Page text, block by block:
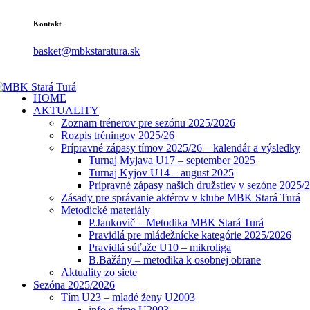
Kontakt
basket@mbkstaratura.sk
HOME
AKTUALITY
Zoznam trénerov pre sezónu 2025/2026
Rozpis tréningov 2025/26
Prípravné zápasy tímov 2025/26 – kalendár a výsledky
Turnaj Myjava U17 – september 2025
Turnaj Kyjov U14 – august 2025
Prípravné zápasy našich družstiev v sezóne 2025/
Zásady pre správanie aktérov v klube MBK Stará Turá
Metodické materiály
P.Jankovič – Metodika MBK Stará Turá
Pravidlá pre mládežnícke kategórie 2025/2026
Pravidlá súťaže U10 – mikroliga
B.Bažány – metodika k osobnej obrane
Aktuality zo siete
Sezóna 2025/2026
Tím U23 – mladé ženy U2003